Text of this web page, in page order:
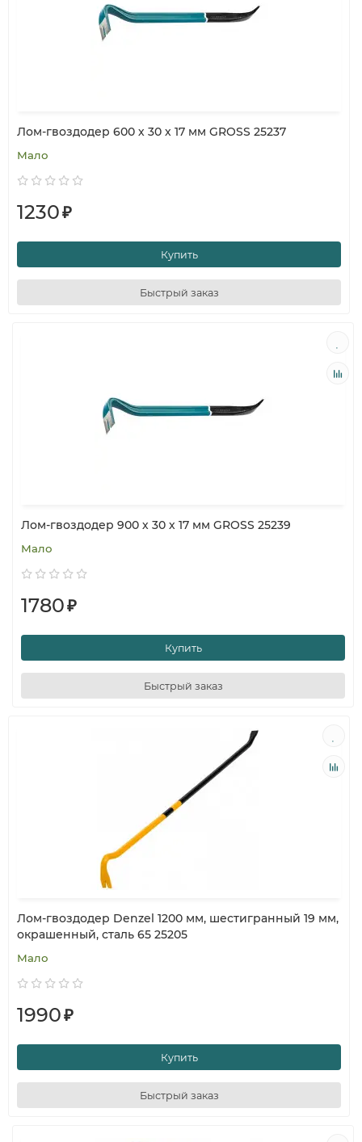
Лом-гвоздодер 600 х 30 х 17 мм GROSS 25237
Мало
1230₽
Купить
Быстрый заказ
Лом-гвоздодер 900 х 30 х 17 мм GROSS 25239
Мало
1780₽
Купить
Быстрый заказ
Лом-гвоздодер Denzel 1200 мм, шестигранный 19 мм,
окрашенный, сталь 65 25205
Мало
1990₽
Купить
Быстрый заказ